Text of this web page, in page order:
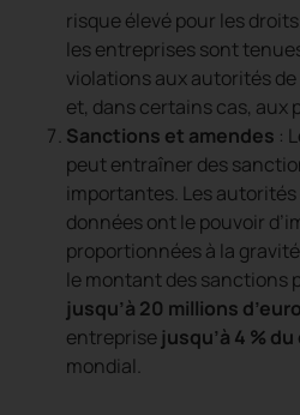
risque élevé pour les
les entreprises sont
violations aux autorités
et, dans certains cas, aux
Sanctions et amendes :
peut entraîner des
importantes. Les
données ont le pouvoir
proportionnées à la
le montant des sanctions
jusqu’à 20 millions
entreprise jusqu’à 4 %
mondial.